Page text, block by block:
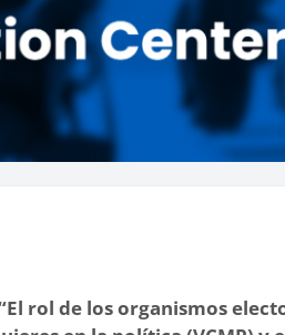
rol de los organismos